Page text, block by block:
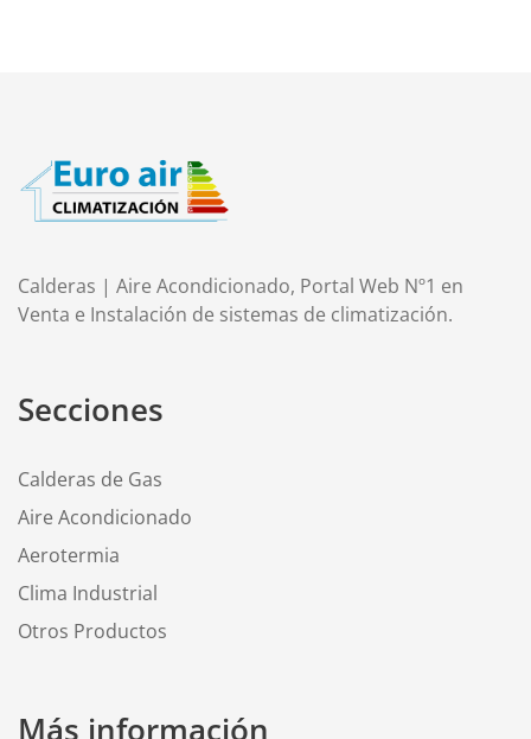
Calderas | Aire Acondicionado, Portal Web Nº1 en
Venta e Instalación de sistemas de climatización.
Secciones
Calderas de Gas
Aire Acondicionado
Aerotermia
Clima Industrial
Otros Productos
Más información